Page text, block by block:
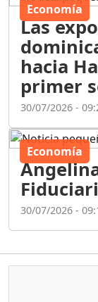
Economía
Las
hacia
primer
30/07/2026 -
Economía
30/07/2026 -